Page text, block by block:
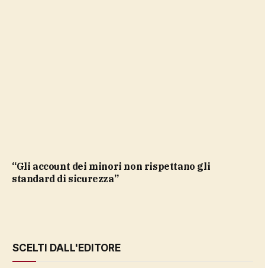
“Gli account dei minori non rispettano gli
standard di sicurezza”
SCELTI DALL'EDITORE